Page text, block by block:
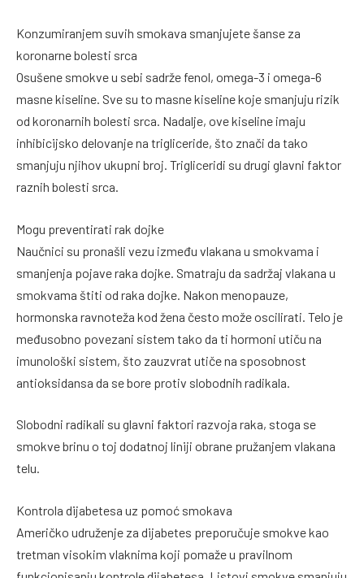
Konzumiranjem suvih smokava smanjujete šanse za
koronarne bolesti srca
Osušene smokve u sebi sadrže fenol, omega-3 i omega-6
masne kiseline. Sve su to masne kiseline koje smanjuju rizik
od koronarnih bolesti srca. Nadalje, ove kiseline imaju
inhibicijsko delovanje na trigliceride, što znači da tako
smanjuju njihov ukupni broj. Trigliceridi su drugi glavni faktor
raznih bolesti srca.
Mogu preventirati rak dojke
Naučnici su pronašli vezu između vlakana u smokvama i
smanjenja pojave raka dojke. Smatraju da sadržaj vlakana u
smokvama štiti od raka dojke. Nakon menopauze,
hormonska ravnoteža kod žena često može oscilirati. Telo je
međusobno povezani sistem tako da ti hormoni utiču na
imunološki sistem, što zauzvrat utiče na sposobnost
antioksidansa da se bore protiv slobodnih radikala.
Slobodni radikali su glavni faktori razvoja raka, stoga se
smokve brinu o toj dodatnoj liniji obrane pružanjem vlakana
telu.
Kontrola dijabetesa uz pomoć smokava
Američko udruženje za dijabetes preporučuje smokve kao
tretman visokim vlaknima koji pomaže u pravilnom